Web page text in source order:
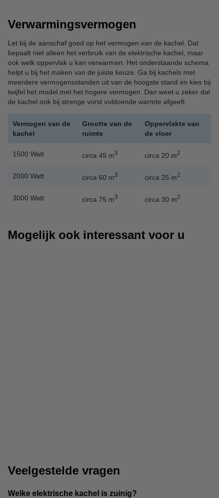
Verwarmingsvermogen
Let bij de aanschaf goed op het vermogen van de kachel. Dat
bepaalt niet alleen het verbruik van de elektrische kachel, maar
ook welk oppervlak u kan verwarmen. Het onderstaande schema
helpt u bij het maken van de juiste keuze. Ga bij kachels met
meerdere vermogensstanden uit van de hoogste stand en kies bij
twijfel het model met het hogere vermogen. Dan weet u zeker dat
de kachel ook bij strenge vorst voldoende warmte afgeeft.
Vermogen van de
kachel
Grootte van de
ruimte
Oppervlakte van
de vloer
1500 Watt circa 45 m3 circa 20 m2
2000 Watt circa 60 m3 circa 25 m2
3000 Watt circa 75 m3 circa 30 m2
Mogelijk ook interessant voor u
Veelgestelde vragen
Welke elektrische kachel is zuinig?